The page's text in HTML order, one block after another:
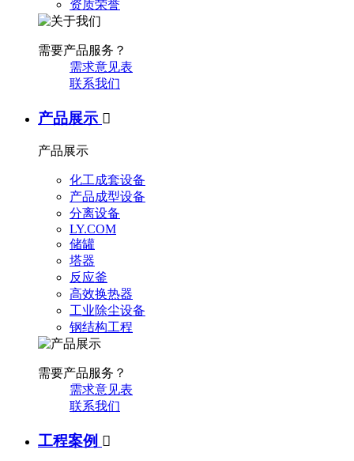
资质荣誉
需要产品服务？
需求意见表
联系我们
产品展示 
产品展示
化工成套设备
产品成型设备
分离设备
LY.COM
储罐
塔器
反应釜
高效换热器
工业除尘设备
钢结构工程
需要产品服务？
需求意见表
联系我们
工程案例 